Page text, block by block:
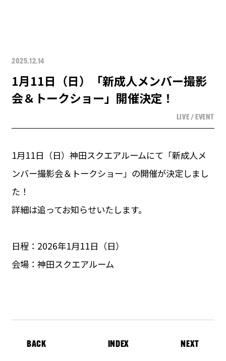
2025.12.14
1月11日（日）「新成人メンバー撮影
会＆トークショー」開催決定！
LIVE / EVENT
1月11日（日）神田スクエアルームにて「新成人メ
ンバー撮影会＆トークショー」の開催が決定しまし
た！
詳細は追ってお知らせいたします。
日程：2026年1月11日（日）
会場：神田スクエアルーム
BACK INDEX NEXT